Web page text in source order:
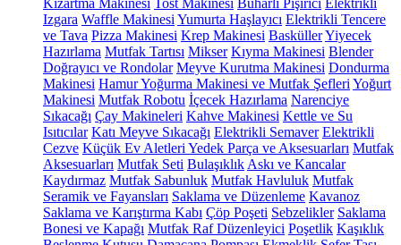
Kızartma Makinesi Tost Makinesi Buharlı Pişirici Elektrikli
Izgara Waffle Makinesi Yumurta Haşlayıcı Elektrikli Tencere
ve Tava Pizza Makinesi Krep Makinesi BasküllerYiyecek
Hazırlama Mutfak Tartısı Mikser Kıyma Makinesi Blender
Doğrayıcı ve Rondolar Meyve Kurutma Makinesi Dondurma
Makinesi Hamur Yoğurma Makinesi ve Mutfak Şefleri Yoğurt
Makinesi Mutfak Robotu İçecek Hazırlama Narenciye
Sıkacağı Çay Makineleri Kahve Makinesi Kettle ve Su
Isıtıcılar Katı Meyve Sıkacağı Elektrikli Semaver Elektrikli
Cezve Küçük Ev Aletleri Yedek Parça ve Aksesuarları Mutfak
Aksesuarları Mutfak Seti Bulaşıklık Askı ve Kancalar
Kaydırmaz Mutfak Sabunluk Mutfak Havluluk Mutfak
Seramik ve Fayansları Saklama ve Düzenleme Kavanoz
Saklama ve Karıştırma Kabı Çöp Poşeti Sebzelikler Saklama
Bonesi ve Kapağı Mutfak Raf Düzenleyici Poşetlik Kaşıklık